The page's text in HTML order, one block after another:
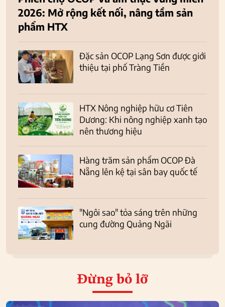
2026: Mở rộng kết nối, nâng tầm sản
phẩm HTX
Đặc sản OCOP Lạng Sơn được giới
thiệu tại phố Tràng Tiền
HTX Nông nghiệp hữu cơ Tiên
Dương: Khi nông nghiệp xanh tạo
nên thương hiệu
Hàng trăm sản phẩm OCOP Đà
Nẵng lên kệ tại sân bay quốc tế
"Ngôi sao" tỏa sáng trên những
cung đường Quảng Ngãi
Đừng bỏ lỡ